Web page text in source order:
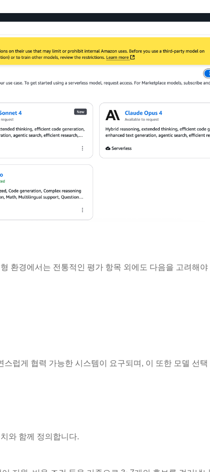
환경에서는 전통적인 평가 항목 외에도 다음을 고려해야
럽게 협력 가능한 시스템이 요구되며, 이 또한 모델 선
와 함께 정의합니다.